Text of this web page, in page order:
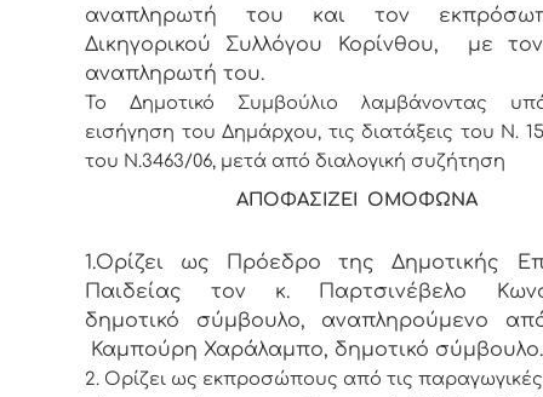
αναπληρωτή του και τον
Δικηγορικού Συλλόγου Κορίνθου, με
αναπληρωτή του.
Το Δημοτικό Συμβούλιο λαμβάνοντας
εισήγηση του Δημάρχου, τις διατάξεις του Ν.
του Ν.3463/06, μετά από διαλογική συζήτηση
ΑΠΟΦΑΣΙΖΕΙ ΟΜΟΦΩΝΑ
1.Ορίζει ως Πρόεδρο της Δημοτικής
Παιδείας τον κ. Παρτσινέβελο
δημοτικό σύμβουλο, αναπληρούμενο
Καμπούρη Χαράλαμπο, δημοτικό σύμβουλο.
2. Ορίζει ως εκπροσώπους από τις παραγωγικές